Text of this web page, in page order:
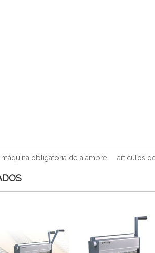
máquina obligatoria de alambre artículos